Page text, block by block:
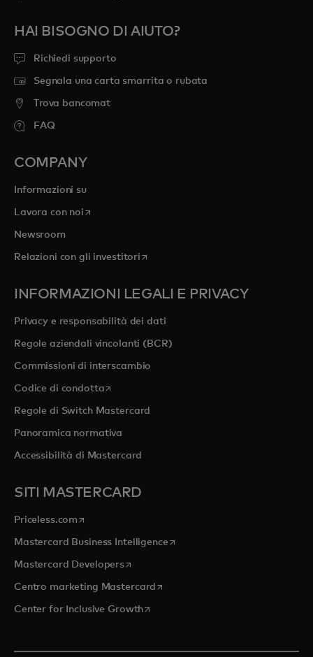
HAI BISOGNO DI AIUTO?
Richiedi supporto
Segnala una carta smarrita o rubata
Trova bancomat
FAQ
COMPANY
Informazioni su
Lavora con noi si apre in una nuova scheda
Newsroom
Relazioni con gli investitorisi apre in una nuova scheda
INFORMAZIONI LEGALI E PRIVACY
Privacy e responsabilità dei dati
Regole aziendali vincolanti (BCR)
Commissioni di interscambio
Codice di condottasi apre in una nuova scheda
Regole di Switch Mastercard
Panoramica normativa
Accessibilità di Mastercard
SITI MASTERCARD
Priceless.com si apre in una nuova scheda
Mastercard Business Intelligencesi apre in una nuova scheda
Mastercard Developerssi apre in una nuova scheda
Centro marketing Mastercard si apre in una nuova scheda
Center for Inclusive Growthsi apre in una nuova scheda